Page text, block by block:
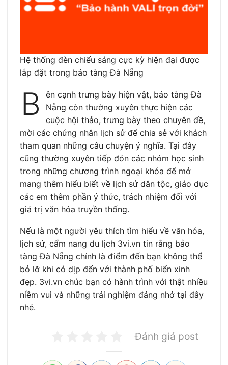
Hệ thống đèn chiếu sáng cực kỳ hiện đại được
lắp đặt trong bảo tàng Đà Nẵng
B
ên cạnh trưng bày hiện vật, bảo tàng Đà
Nẵng còn thường xuyên thực hiện các
cuộc hội thảo, trưng bày theo chuyên đề,
mời các chứng nhân lịch sử để chia sẻ với khách
tham quan những câu chuyện ý nghĩa. Tại đây
cũng thường xuyên tiếp đón các nhóm học sinh
trong những chương trình ngoại khóa để mở
mang thêm hiểu biết về lịch sử dân tộc, giáo dục
các em thêm phần ý thức, trách nhiệm đối với
giá trị văn hóa truyền thống.
Nếu là một người yêu thích tìm hiểu về văn hóa,
lịch sử, cẩm nang du lịch 3vi.vn tin rằng bảo
tàng Đà Nẵng chính là điểm đến bạn không thể
bỏ lỡ khi có dịp đến với thành phố biển xinh
đẹp. 3vi.vn chúc bạn có hành trình với thật nhiều
niềm vui và những trải nghiệm đáng nhớ tại đây
nhé.
Đánh giá post